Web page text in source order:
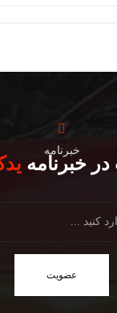
خبرنامه
خبرنامه
عضویت